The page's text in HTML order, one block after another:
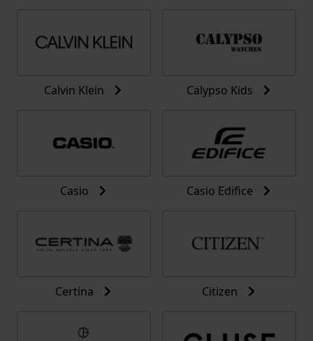
Calvin Klein Calypso Kids
Casio Casio Edifice
Certina Citizen